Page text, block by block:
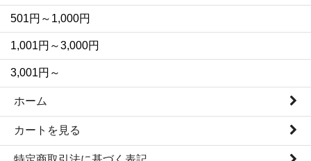
501円～1,000円
1,001円～3,000円
3,001円～
ホーム
カートを見る